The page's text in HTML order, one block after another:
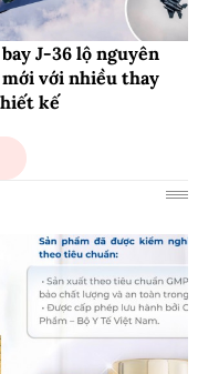
J-36 lộ nguyên
với nhiều thay
kế